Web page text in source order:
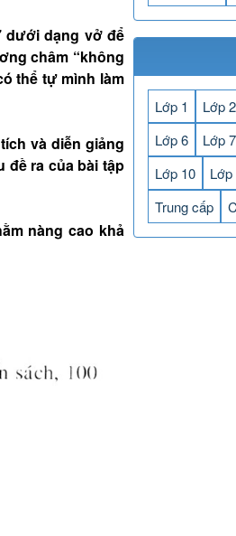
dưới dạng vở để
châm “không
thể tự mình làm
và diễn giảng
đề ra của bài tập
nàng cao khả
Lớp 1 Lớp 2
Lớp 6
Lớp 7
Lớp 10
Lớp
Trung cấp